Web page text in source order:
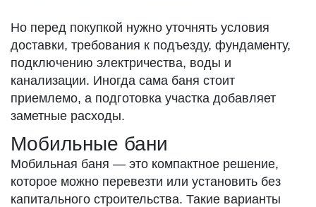
Но перед покупкой нужно уточнять условия
доставки, требования к подъезду, фундаменту,
подключению электричества, воды и
канализации. Иногда сама баня стоит
приемлемо, а подготовка участка добавляет
заметные расходы.
Мобильные бани
Мобильная баня — это компактное решение,
которое можно перевезти или установить без
капитального строительства. Такие варианты